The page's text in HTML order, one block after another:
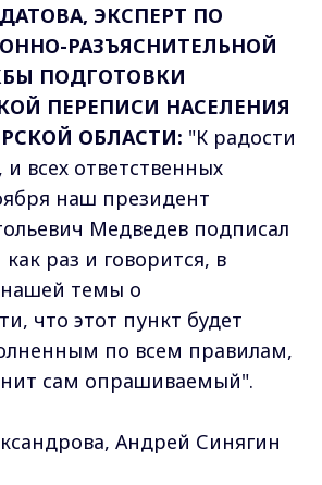
ЭКСПЕРТ ПО
РАЗЪЯСНИТЕЛЬНОЙ
ПОДГОТОВКИ
ПЕРЕПИСИ НАСЕЛЕНИЯ
ОБЛАСТИ: "К радости
и всех ответственных
наш президент
Медведев подписал
раз и говорится, в
темы о
что этот пункт будет
по всем правилам,
сам опрашиваемый".
Андрей Синягин